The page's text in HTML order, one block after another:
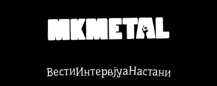
ВестиИнтервјуаНастани